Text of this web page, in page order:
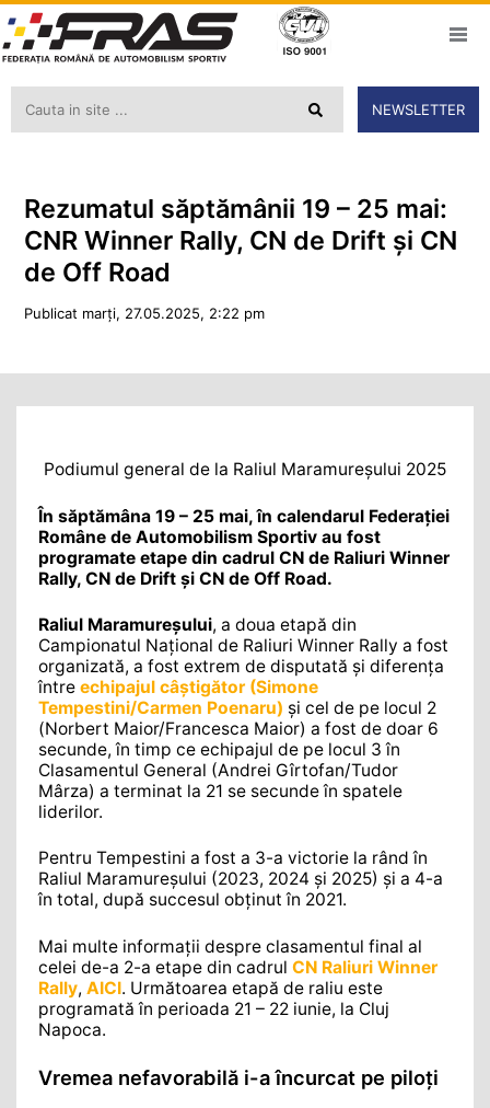
NEWSLETTER
Rezumatul săptămânii 19 – 25 mai:
CNR Winner Rally, CN de Drift și CN
de Off Road
Publicat marți, 27.05.2025, 2:22 pm
Podiumul general de la Raliul Maramureșului 2025
În săptămâna 19 – 25 mai, în calendarul Federației
Române de Automobilism Sportiv au fost
programate etape din cadrul CN de Raliuri Winner
Rally, CN de Drift și CN de Off Road.
Raliul Maramureșului, a doua etapă din
Campionatul Național de Raliuri Winner Rally a fost
organizată, a fost extrem de disputată și diferența
între echipajul câștigător (Simone
Tempestini/Carmen Poenaru) și cel de pe locul 2
(Norbert Maior/Francesca Maior) a fost de doar 6
secunde, în timp ce echipajul de pe locul 3 în
Clasamentul General (Andrei Gîrtofan/Tudor
Mârza) a terminat la 21 se secunde în spatele
liderilor.
Pentru Tempestini a fost a 3-a victorie la rând în
Raliul Maramureșului (2023, 2024 și 2025) și a 4-a
în total, după succesul obținut în 2021.
Mai multe informații despre clasamentul final al
celei de-a 2-a etape din cadrul CN Raliuri Winner
Rally, AICI. Următoarea etapă de raliu este
programată în perioada 21 – 22 iunie, la Cluj
Napoca.
Vremea nefavorabilă i-a încurcat pe piloți